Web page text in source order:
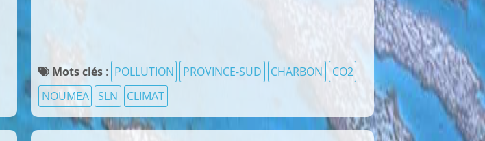
Mots clés: POLLUTION PROVINCE-SUD CHARBON
CO2
NOUMEA
SLN CLIMAT